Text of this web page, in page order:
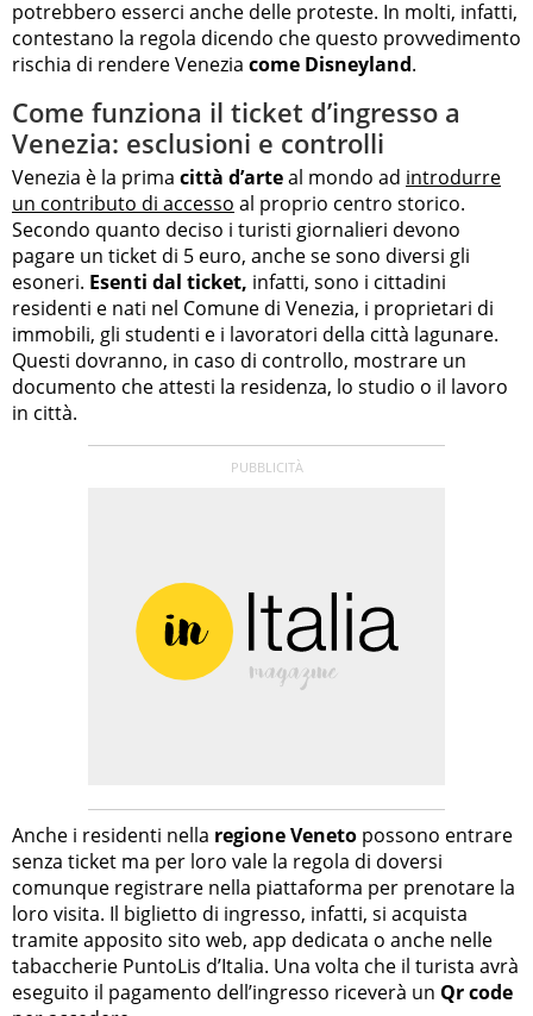
potrebbero esserci anche delle proteste. In molti, infatti,
contestano la regola dicendo che questo provvedimento
rischia di rendere Venezia come Disneyland.
Come funziona il ticket d’ingresso a
Venezia: esclusioni e controlli
Venezia è la prima città d’arteal mondo ad introdurre
un contributo di accesso al proprio centro storico.
Secondo quanto deciso i turisti giornalieri devono
pagare un ticket di 5 euro, anche se sono diversi gli
esoneri. Esenti dal ticket, infatti, sono i cittadini
residenti e nati nel Comune di Venezia, i proprietari di
immobili, gli studenti e i lavoratori della città lagunare.
Questi dovranno, in caso di controllo, mostrare un
documento che attesti la residenza, lo studio o il lavoro
in città.
Anche i residenti nella regione Veneto possono entrare
senza ticket ma per loro vale la regola di doversi
comunque registrare nella piattaforma per prenotare la
loro visita. Il biglietto di ingresso, infatti, si acquista
tramite apposito sito web, app dedicata o anche nelle
tabaccherie PuntoLis d’Italia. Una volta che il turista avrà
eseguito il pagamento dell’ingresso riceverà un Qr code